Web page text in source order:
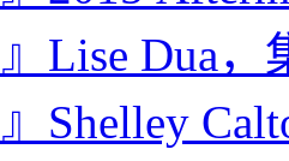
Lise Dua
』Shelley